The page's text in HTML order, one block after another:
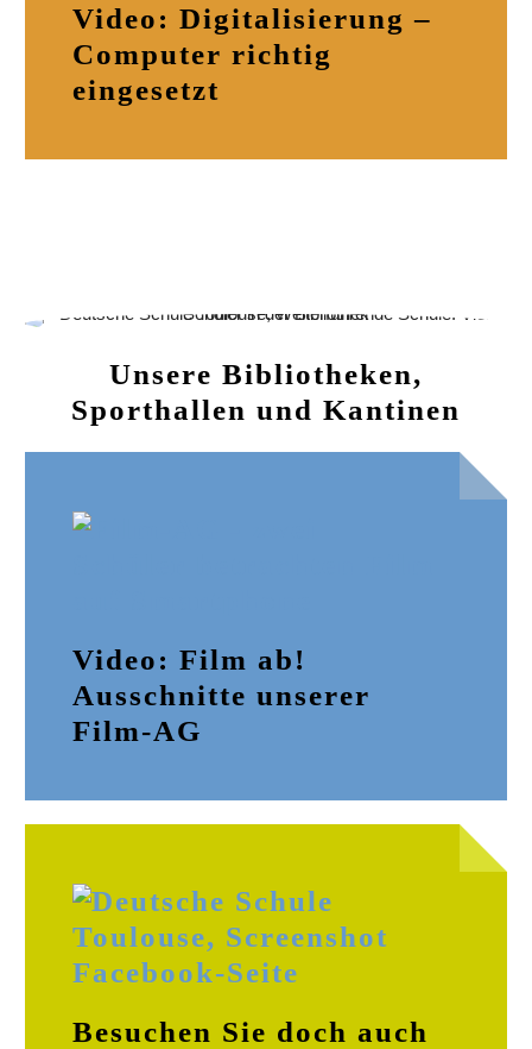
Video: Digitalisierung –
Computer richtig
eingesetzt
Unsere Bibliotheken,
Sporthallen und Kantinen
Video: Film ab!
Ausschnitte unserer
Film-AG
Besuchen Sie doch auch